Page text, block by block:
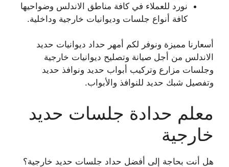
نورد للعملاء في كافة مناطق الاندلس وضواحيها
كافة أنواع جلسات وديوانيات خارجية وداخلية.
أسعارنا مميزة ونوفر لكم أمهر حداد ديوانيات حديد
الاندلس من أجل صيانة وتصليح ديوانيات خارجية
وجلسات مزارع وتركيب أبواب حديد ونوافذ حديد
وتفصيل شبك حديد للنوافذ والأبواب.
معلم حدادة جلسات حديد
خارجية
هل أنت بحاجة إلى أفضل حداد جلسات حديد خارجية؟